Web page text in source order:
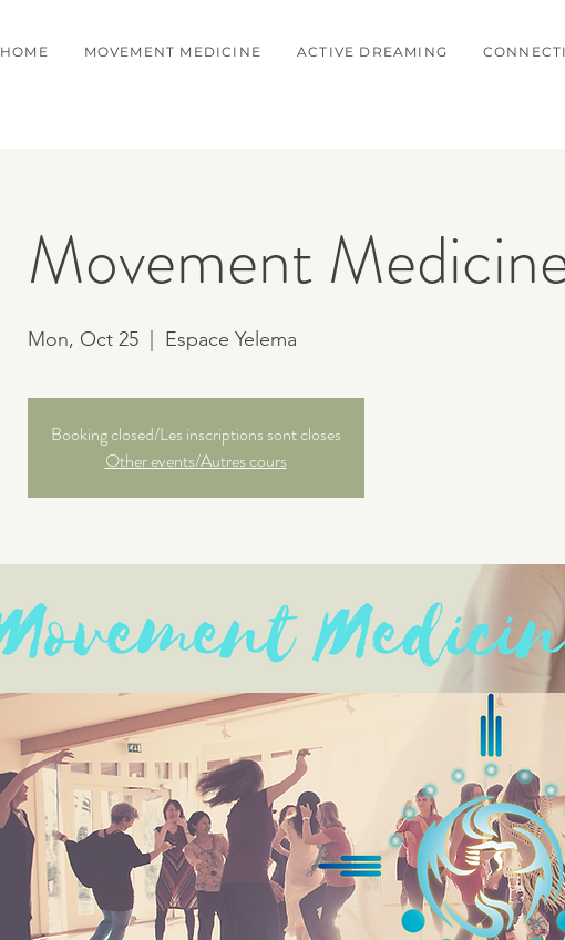
HOME MOVEMENT MEDICINE ACTIVE DREAMING
Movement
Mon, Oct 25
  |
Espace Yelema
Booking closed/Les inscriptions sont closes
Other events/Autres cours